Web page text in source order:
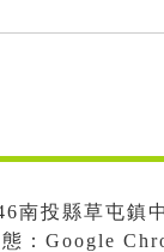
南投縣草屯鎮
：Google